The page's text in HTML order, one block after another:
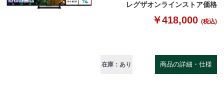
レグザオンラインストア価格
￥418,000 (税込)
在庫：あり 商品の詳細・仕様